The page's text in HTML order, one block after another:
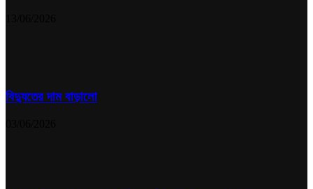
বিদ্যুতের দাম বাড়ালো